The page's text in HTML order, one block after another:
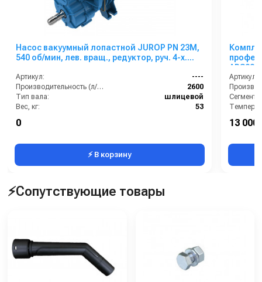
Насос вакуумный лопастной JUROP PN 23M,
540 об/мин, лев. вращ., редуктор, руч. 4-х.
Артикул:
----
Производительность (л/мин):
2600
Тип вала:
шлицевой
Вес, кг:
53
Расход воздуха, м3:
0
⚡ В корзину
ARS220.
Артикул:
Сегмент:
13 000
⚡Сопутствующие товары